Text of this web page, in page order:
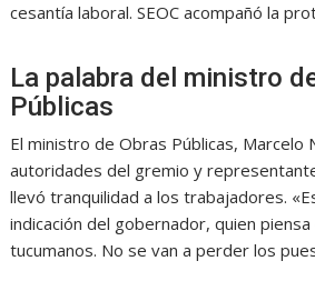
cesantía laboral. SEOC acompañó la
La palabra del ministro
Públicas
El ministro de Obras Públicas, Marcelo
autoridades del gremio y
llevó tranquilidad a los trabajadores.
indicación del gobernador, quien
tucumanos. No se van a perder los